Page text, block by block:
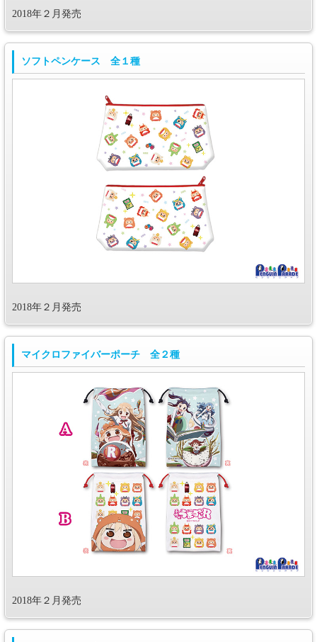
2018年２月発売
ソフトペンケース 全１種
2018年２月発売
マイクロファイバーポーチ 全２種
2018年２月発売